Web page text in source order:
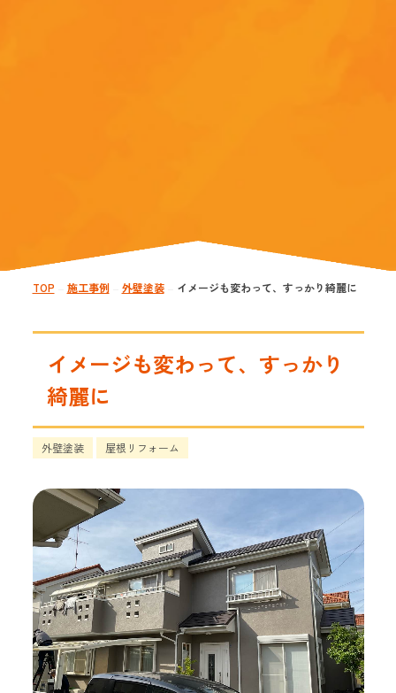
TOP 施工事例 外壁塗装 イメージも変わって、すっかり綺麗に
イメージも変わって、すっかり
綺麗に
外壁塗装 屋根リフォーム